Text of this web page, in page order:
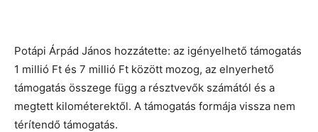
Potápi Árpád János hozzátette: az igényelhető támogatás
1 millió Ft és 7 millió Ft között mozog, az elnyerhető
támogatás összege függ a résztvevők számától és a
megtett kilométerektől. A támogatás formája vissza nem
térítendő támogatás.